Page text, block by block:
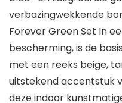
verbazingwekkende
Forever Green Set In
bescherming, is de
met een reeks beige,
uitstekend accentstuk
deze indoor